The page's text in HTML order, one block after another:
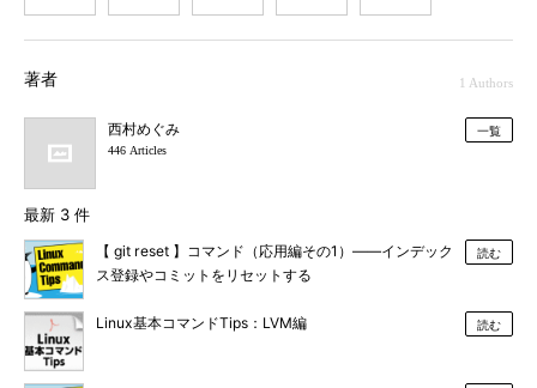
著者 1 Authors
西村めぐみ
446 Articles
一覧
最新 3 件
【 git reset 】コマンド（応用編その1）――インデック
ス登録やコミットをリセットする
読む
Linux基本コマンドTips：LVM編 読む